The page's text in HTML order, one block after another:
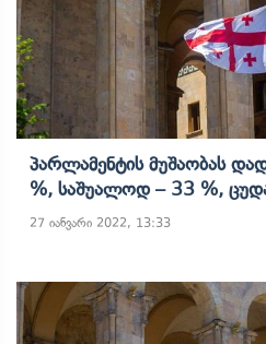
Პარლამენტის Მუშაობას
%, Საშუალოდ – 33 %,
27 იანვარი 2022, 13:33